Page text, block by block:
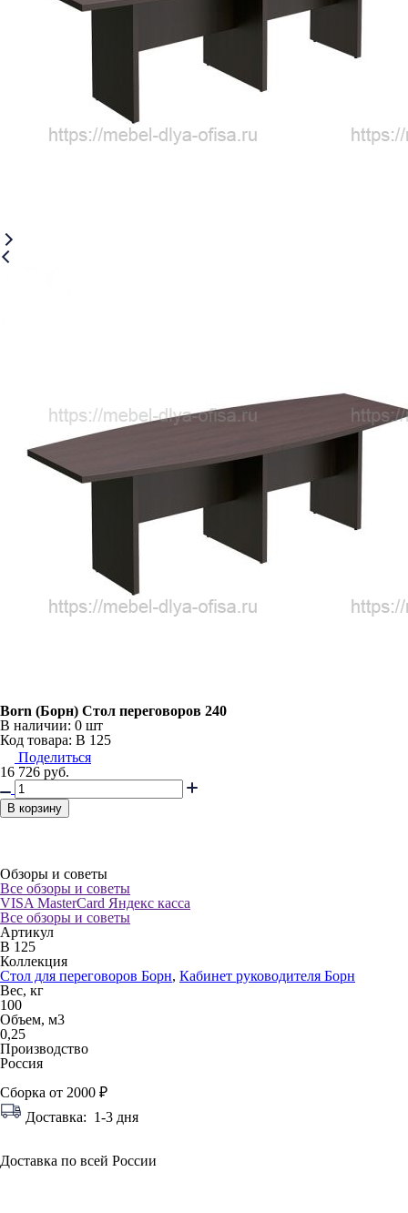
Born (Борн) Стол переговоров 240
В наличии: 0 шт
Код товара: В 125
Поделиться
16 726 руб.
В корзину
Обзоры и советы
Все обзоры и советы
VISA MasterCard Яндекс касса
Все обзоры и советы
Артикул
В 125
Коллекция
Стол для переговоров Борн, Кабинет руководителя Борн
Вес, кг
100
Объем, м3
0,25
Производство
Россия
Сборка от 2000 ₽
Доставка: 1-3 дня
Доставка по всей России